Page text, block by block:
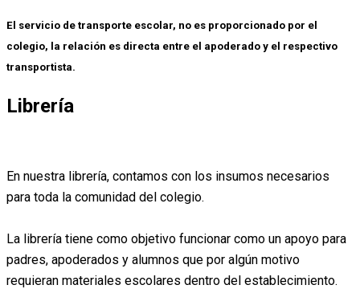
E l servicio de transporte escolar, no es proporcionado por el
colegio, la relación es directa entre el apoderado y el respectivo
transportista.
Librería
En nuestra librería, contamos con los insumos necesarios
para toda la comunidad del colegio.
La librería tiene como objetivo funcionar como un apoyo para
padres, apoderados y alumnos que por algún motivo
requieran materiales escolares dentro del establecimiento.